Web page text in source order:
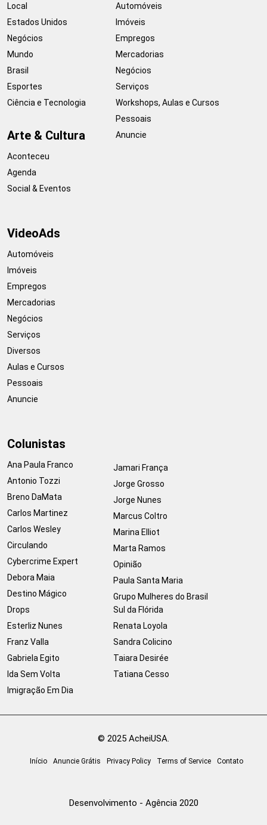
Local
Estados Unidos
Negócios
Mundo
Brasil
Esportes
Ciência e Tecnologia
Arte & Cultura
Aconteceu
Agenda
Social & Eventos
Automóveis
Imóveis
Empregos
Mercadorias
Negócios
Serviços
Workshops, Aulas e Cursos
Pessoais
Anuncie
VideoAds
Automóveis
Imóveis
Empregos
Mercadorias
Negócios
Serviços
Diversos
Aulas e Cursos
Pessoais
Anuncie
Colunistas
Ana Paula Franco
Antonio Tozzi
Breno DaMata
Carlos Martinez
Carlos Wesley
Circulando
Cybercrime Expert
Debora Maia
Destino Mágico
Drops
Esterliz Nunes
Franz Valla
Gabriela Egito
Ida Sem Volta
Imigração Em Dia
Jamari França
Jorge Grosso
Jorge Nunes
Marcus Coltro
Marina Elliot
Marta Ramos
Opinião
Paula Santa Maria
Grupo Mulheres do Brasil
Sul da Flórida
Renata Loyola
Sandra Colicino
Taiara Desirée
Tatiana Cesso
© 2025 AcheiUSA.
Início Anuncie Grátis Privacy Policy Terms of Service Contato
Desenvolvimento - Agência 2020